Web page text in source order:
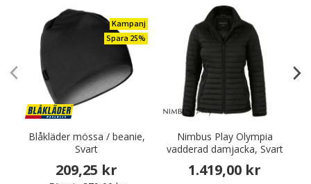
Kampanj
Spara 25%
Blåkläder mössa / beanie,
Svart
209,25 kr
Nimbus Play Olympia
vadderad damjacka, Svart
1.419,00 kr